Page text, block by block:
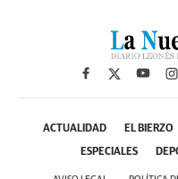
ACTUALIDAD EL BIERZO
ESPECIALES